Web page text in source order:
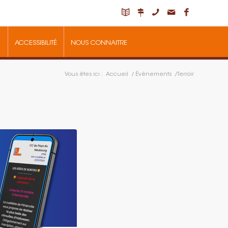
ACCESSIBILITÉ NOUS CONNAITRE
Vous êtes ici : Accueil / Évènements / Terroir